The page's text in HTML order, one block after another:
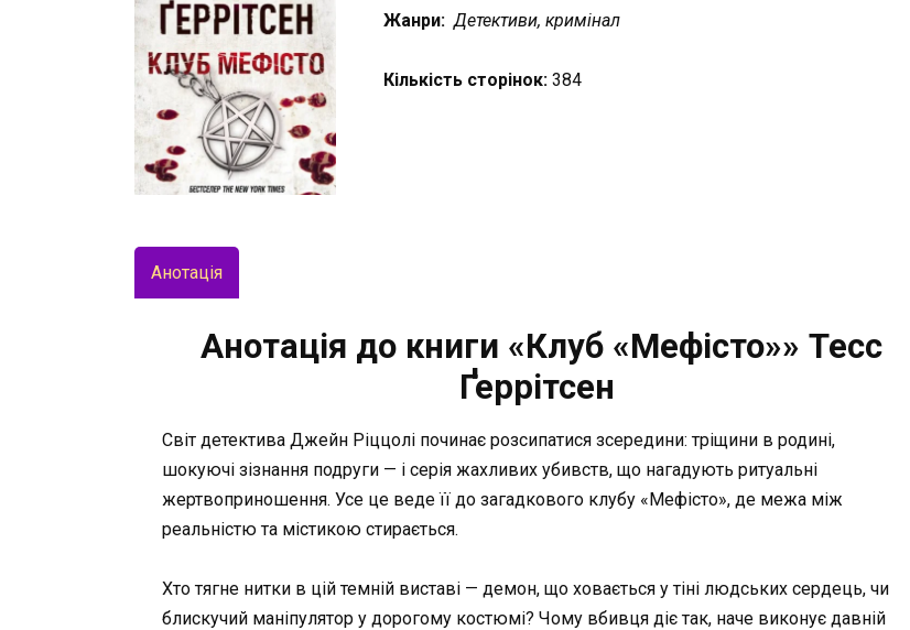
Жанри: Детективи, кримінал
Кількість сторінок: 384
Анотація
Анотація до книги «Клуб «Мефісто»» Тесс
Ґеррітсен
Світ детектива Джейн Ріццолі починає розсипатися зсередини: тріщини в родині,
шокуючі зізнання подруги — і серія жахливих убивств, що нагадують ритуальні
жертвоприношення. Усе це веде її до загадкового клубу «Мефісто», де межа між
реальністю та містикою стирається.
Хто тягне нитки в цій темній виставі — демон, що ховається у тіні людських сердець, чи
блискучий маніпулятор у дорогому костюмі? Чому вбивця діє так, наче виконує давній